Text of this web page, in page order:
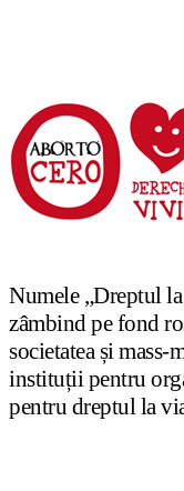
Numele „Dreptul
zâmbind pe fond
societatea și mass-
instituții pentru
pentru dreptul la